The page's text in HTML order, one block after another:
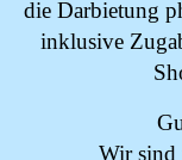
die Darbietung
inklusive
Wir sind